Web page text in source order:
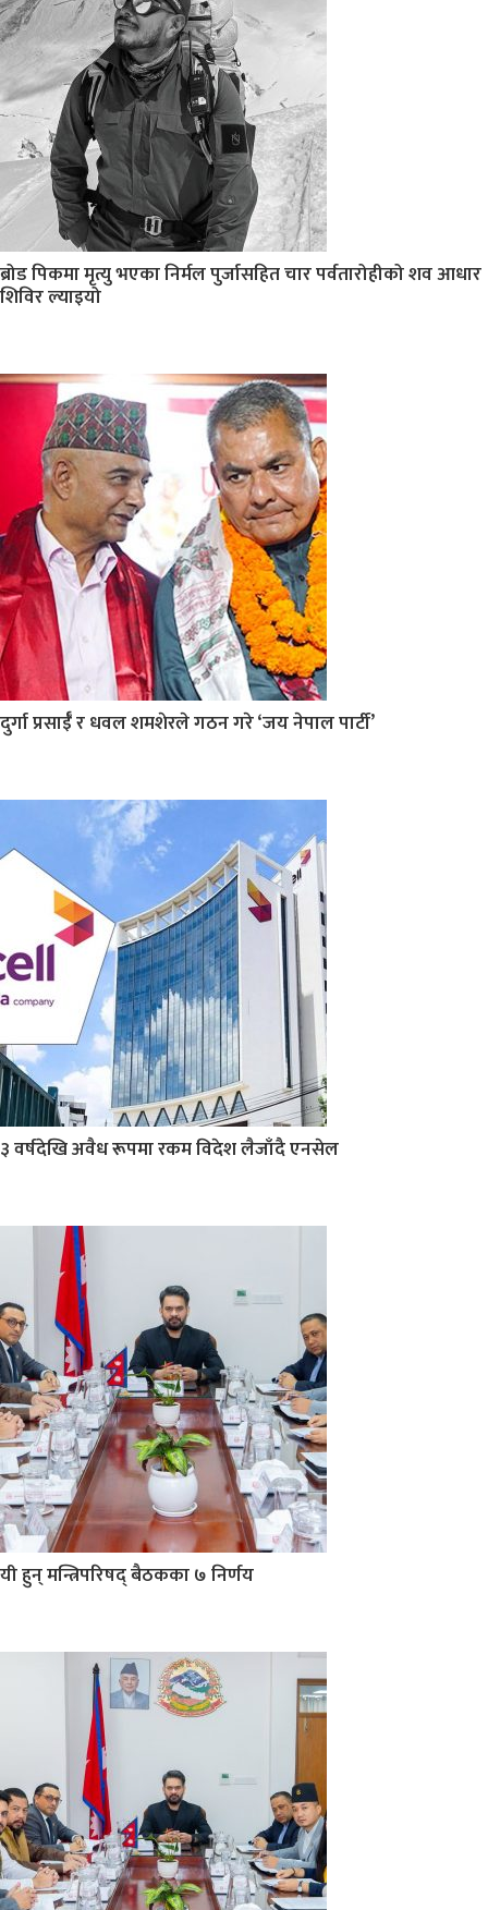
ब्रोड पिकमा मृत्यु भएका निर्मल पुर्जासहित चार पर्वतारोहीको शव आधार
शिविर ल्याइयो
दुर्गा प्रसाईँ र धवल शमशेरले गठन गरे ‘जय नेपाल पार्टी’
३ वर्षदेखि अवैध रूपमा रकम विदेश लैजाँदै एनसेल
यी हुन् मन्त्रिपरिषद् बैठकका ७ निर्णय